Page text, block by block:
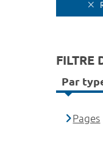
FILTRE
Par
Pages